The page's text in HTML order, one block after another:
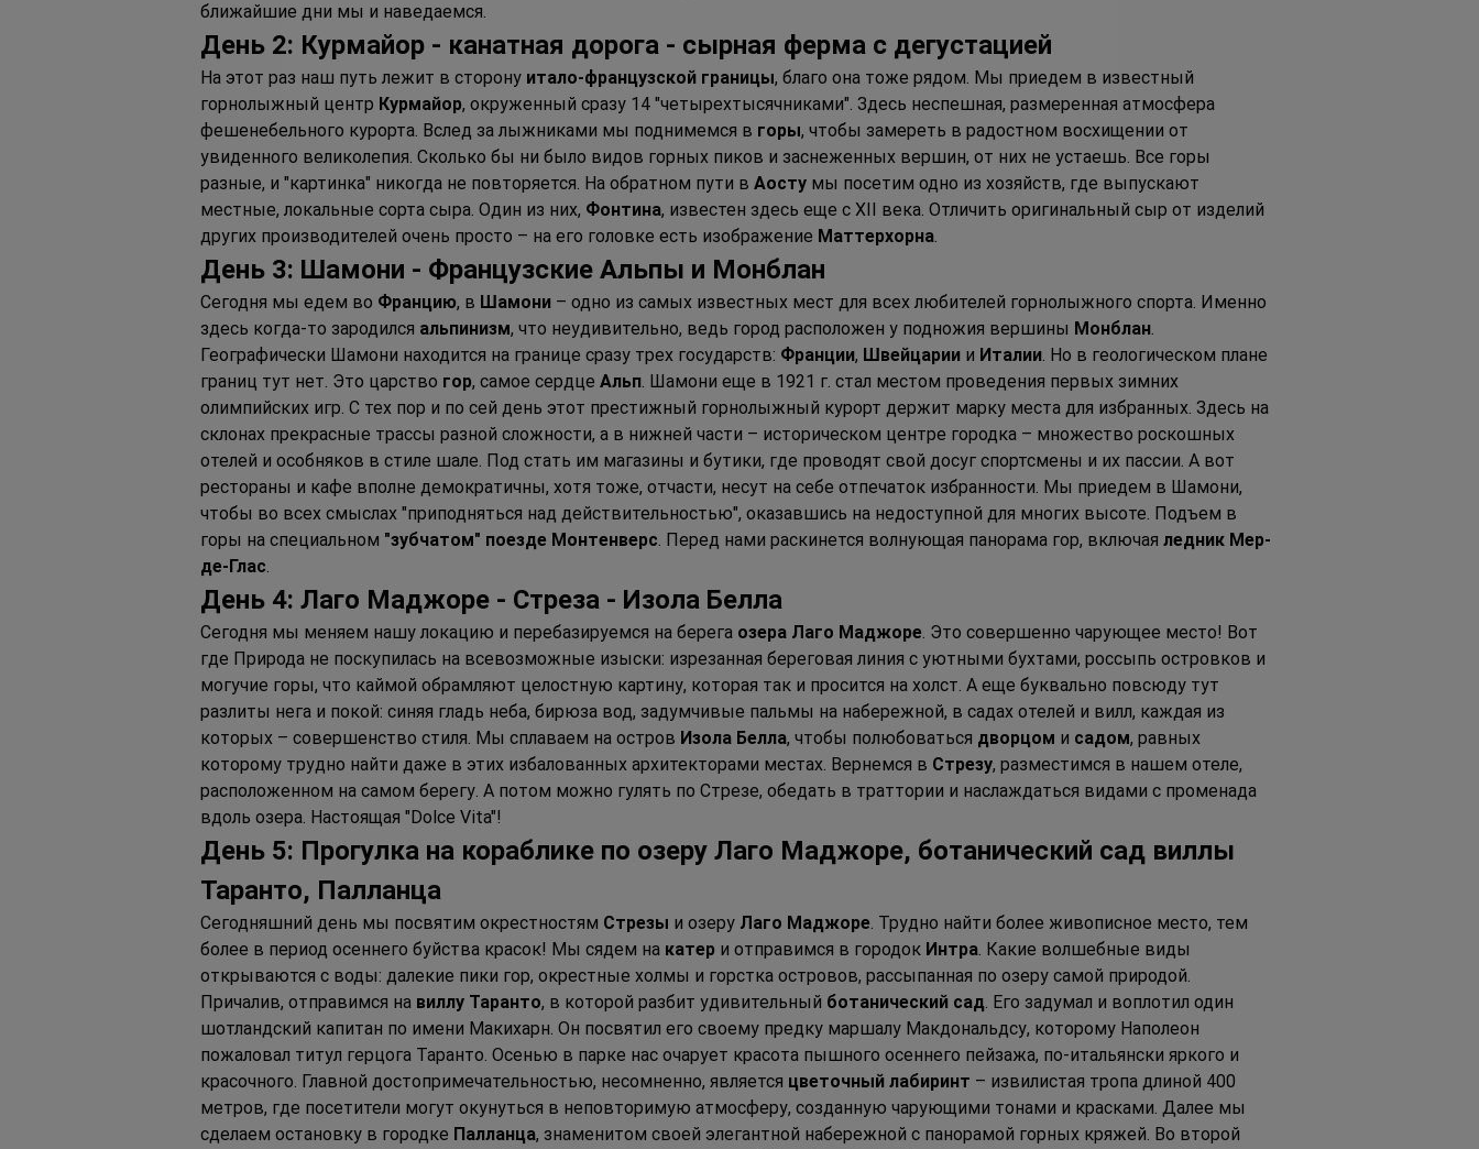
ближайшие дни мы и наведаемся.
День 2: Курмайор - канатная дорога - сырная ферма с дегустацией
На этот раз наш путь лежит в сторону итало-французской границы, благо она тоже рядом. Мы приедем в известный
горнолыжный центр Курмайор, окруженный сразу 14 "четырехтысячниками". Здесь неспешная, размеренная атмосфера
фешенебельного курорта. Вслед за лыжниками мы поднимемся в горы, чтобы замереть в радостном восхищении от
увиденного великолепия. Сколько бы ни было видов горных пиков и заснеженных вершин, от них не устаешь. Все горы
разные, и "картинка" никогда не повторяется. На обратном пути в Аосту мы посетим одно из хозяйств, где выпускают
местные, локальные сорта сыра. Один из них, Фонтина, известен здесь еще с XII века. Отличить оригинальный сыр от изделий
других производителей очень просто – на его головке есть изображение Маттерхорна.
День 3: Шамони - Французские Альпы и Монблан
Сегодня мы едем во Францию, в Шамони – одно из самых известных мест для всех любителей горнолыжного спорта. Именно
здесь когда-то зародился альпинизм, что неудивительно, ведь город расположен у подножия вершины Монблан.
Географически Шамони находится на границе сразу трех государств: Франции, Швейцарии и Италии. Но в геологическом плане
границ тут нет. Это царство гор, самое сердце Альп. Шамони еще в 1921 г. стал местом проведения первых зимних
олимпийских игр. С тех пор и по сей день этот престижный горнолыжный курорт держит марку места для избранных. Здесь на
склонах прекрасные трассы разной сложности, а в нижней части – историческом центре городка – множество роскошных
отелей и особняков в стиле шале. Под стать им магазины и бутики, где проводят свой досуг спортсмены и их пассии. А вот
рестораны и кафе вполне демократичны, хотя тоже, отчасти, несут на себе отпечаток избранности. Мы приедем в Шамони,
чтобы во всех смыслах "приподняться над действительностью", оказавшись на недоступной для многих высоте. Подъем в
горы на специальном "зубчатом" поезде Монтенверс. Перед нами раскинется волнующая панорама гор, включая ледник Мер-
де-Глас.
День 4: Лаго Маджоре - Стреза - Изола Белла
Сегодня мы меняем нашу локацию и перебазируемся на берега озера Лаго Маджоре. Это совершенно чарующее место! Вот
где Природа не поскупилась на всевозможные изыски: изрезанная береговая линия с уютными бухтами, россыпь островков и
могучие горы, что каймой обрамляют целостную картину, которая так и просится на холст. А еще буквально повсюду тут
разлиты нега и покой: синяя гладь неба, бирюза вод, задумчивые пальмы на набережной, в садах отелей и вилл, каждая из
которых – совершенство стиля. Мы сплаваем на остров Изола Белла, чтобы полюбоваться дворцом и садом, равных
которому трудно найти даже в этих избалованных архитекторами местах. Вернемся в Стрезу, разместимся в нашем отеле,
расположенном на самом берегу. А потом можно гулять по Стрезе, обедать в траттории и наслаждаться видами с променада
вдоль озера. Настоящая "Dolce Vita"!
День 5: Прогулка на кораблике по озеру Лаго Маджоре, ботанический сад виллы
Таранто, Палланца
Сегодняшний день мы посвятим окрестностям Стрезы и озеру Лаго Маджоре. Трудно найти более живописное место, тем
более в период осеннего буйства красок! Мы сядем на катер и отправимся в городок Интра. Какие волшебные виды
открываются с воды: далекие пики гор, окрестные холмы и горстка островов, рассыпанная по озеру самой природой.
Причалив, отправимся на виллу Таранто, в которой разбит удивительный ботанический сад. Его задумал и воплотил один
шотландский капитан по имени Макихарн. Он посвятил его своему предку маршалу Макдональдсу, которому Наполеон
пожаловал титул герцога Таранто. Осенью в парке нас очарует красота пышного осеннего пейзажа, по-итальянски яркого и
красочного. Главной достопримечательностью, несомненно, является цветочный лабиринт – извилистая тропа длиной 400
метров, где посетители могут окунуться в неповторимую атмосферу, созданную чарующими тонами и красками. Далее мы
сделаем остановку в городке Палланца, знаменитом своей элегантной набережной с панорамой горных кряжей. Во второй